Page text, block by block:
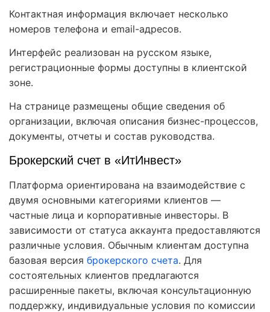
Контактная информация включает несколько
номеров телефона и email-адресов.
Интерфейс реализован на русском языке,
регистрационные формы доступны в клиентской
зоне.
На странице размещены общие сведения об
организации, включая описания бизнес-процессов,
документы, отчеты и состав руководства.
Брокерский счет в «ИтИнвест»
Платформа ориентирована на взаимодействие с
двумя основными категориями клиентов —
частные лица и корпоративные инвесторы. В
зависимости от статуса аккаунта предоставляются
различные условия. Обычным клиентам доступна
базовая версия брокерского счета. Для
состоятельных клиентов предлагаются
расширенные пакеты, включая консультационную
поддержку, индивидуальные условия по комиссии